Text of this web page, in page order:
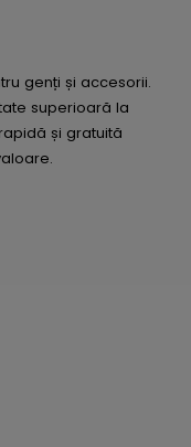
genți și accesorii.
superioară la
și gratuită